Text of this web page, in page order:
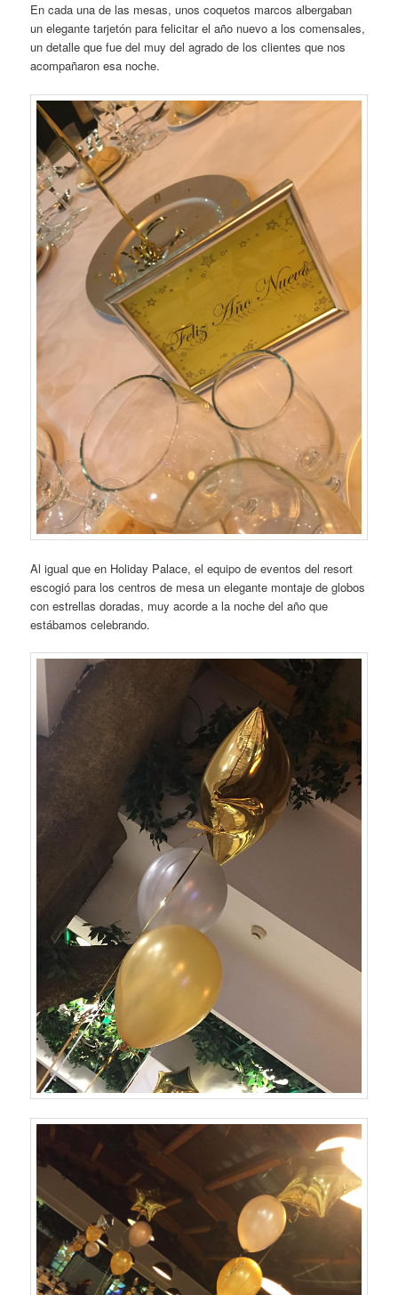
En cada una de las mesas, unos coquetos marcos albergaban
un elegante tarjetón para felicitar el año nuevo a los comensales,
un detalle que fue del muy del agrado de los clientes que nos
acompañaron esa noche.
Al igual que en Holiday Palace, el equipo de eventos del resort
escogió para los centros de mesa un elegante montaje de globos
con estrellas doradas, muy acorde a la noche del año que
estábamos celebrando.